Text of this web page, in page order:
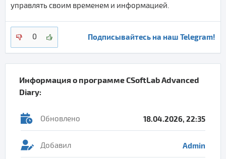
управлять своим временем и информацией.
0 Подписывайтесь на наш Telegram!
Информация о программеCSoftLab Advanced
Diary:
Обновлено 18.04.2026, 22:35
Добавил Admin